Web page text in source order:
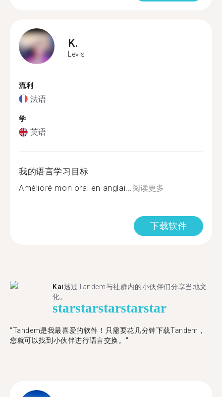
K.
Levis
流利
法语
学
英语
我的语言学习目标
Amélioré mon oral en anglai...阅读更多
下载软件
Kai透过Tandem与社群内的小伙伴们分享当地文
化。
starstarstarstarstar
"Tandem是我最喜爱的软件！只需要花几分钟下载Tandem，
您就可以找到小伙伴进行语言交换。"